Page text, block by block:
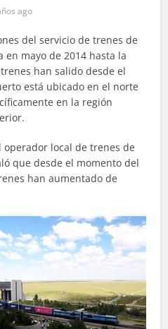
ago
del servicio de trenes de
en mayo de 2014 hasta la
han salido desde el
está ubicado en el norte
en la región
local de trenes de
que desde el momento del
han aumentado de